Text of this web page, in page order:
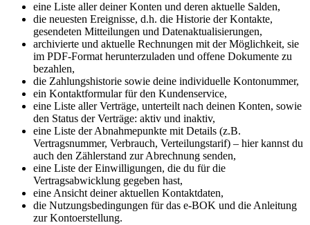
eine Liste aller deiner Konten und deren aktuelle Salden,
die neuesten Ereignisse, d.h. die Historie der Kontakte,
gesendeten Mitteilungen und Datenaktualisierungen,
archivierte und aktuelle Rechnungen mit der Möglichkeit, sie
im PDF-Format herunterzuladen und offene Dokumente zu
bezahlen,
die Zahlungshistorie sowie deine individuelle Kontonummer,
ein Kontaktformular für den Kundenservice,
eine Liste aller Verträge, unterteilt nach deinen Konten, sowie
den Status der Verträge: aktiv und inaktiv,
eine Liste der Abnahmepunkte mit Details (z.B.
Vertragsnummer, Verbrauch, Verteilungstarif) – hier kannst du
auch den Zählerstand zur Abrechnung senden,
eine Liste der Einwilligungen, die du für die
Vertragsabwicklung gegeben hast,
eine Ansicht deiner aktuellen Kontaktdaten,
die Nutzungsbedingungen für das e-BOK und die Anleitung
zur Kontoerstellung.